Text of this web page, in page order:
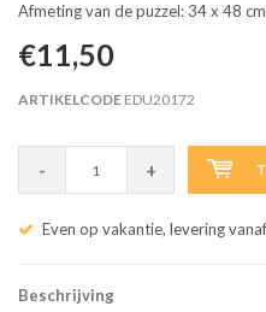
Afmeting van de puzzel: 34 x 48 cm
€11,50
ARTIKELCODE EDU20172
- +
Even op vakantie, levering
Beschrijving